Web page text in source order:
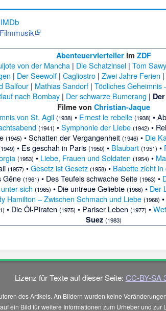
IMDb
Abenteuervierteilerim ZDF
von der Mancha | Die Schatzinsel | Tom
| Der Seewolf | Cagliostro | Zwei Jahre Ferien |
Balfour | Mathias Sandorf | Tödliches Geheimnis
nach Bombay | Der schwarze Bumerang |
Filme von Christian-Jaque
von St. Agil (1938) • Ernest le rebelle (1938) •
(1941) •Symphonie der Liebe (1942) •
(1945) • Schatten der Vergangenheit (1946) • Die
• Es geschah in Paris(1950) • Blaubart (1951) •
(1953) • Liebe, Frauen und Soldaten (1954) •
(1957) •Gesetz ist Gesetz (1958) • Babette zieht in
Gêne (1961) • Des Teufels schwache Seite (1963) •
sich (1965) • Die untreue Geliebte(1966) • Der
Hamilton – Zwischen Schmach und Liebe (1968) •
• Die Öl-Piraten(1975) • Pariser Leben(1977) •
Suez (1983)
Lizenz für Texte auf dieser Seite: CC-BY-SA
des Artikels. An Bildern wurden keine
ein Bild für weitere Informationen zum Urheber und